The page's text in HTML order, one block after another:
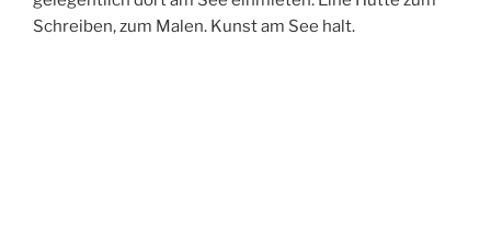
Schreiben, zum Malen. Kunst am See halt.